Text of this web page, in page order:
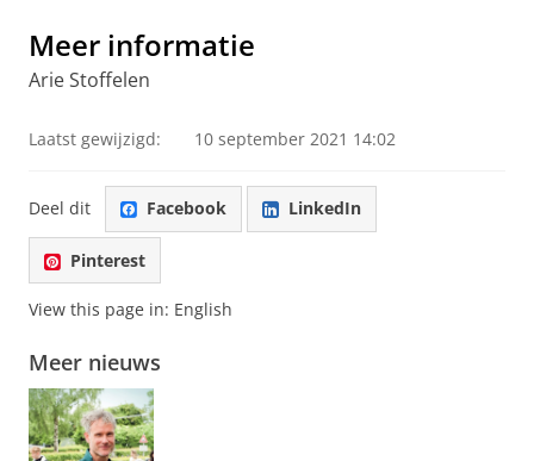
Meer informatie
Arie Stoffelen
Laatst gewijzigd: 10 september 2021 14:02
Deel dit Facebook LinkedIn
Pinterest
View this page in: English
Meer nieuws